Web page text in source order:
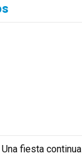
fiesta